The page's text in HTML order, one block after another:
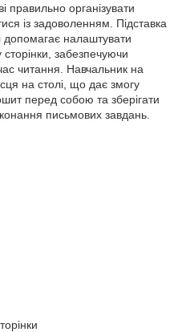
організувати
із задоволенням. Підставка
допомагає налаштувати
сторінки, забезпечуючи
читання. Навчальник на
на столі, що дає змогу
перед собою та зберігати
письмових завдань.